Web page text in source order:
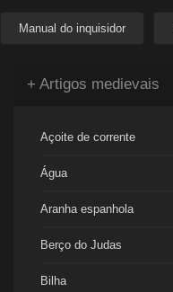
Manual do inquisidor
+ Artigos medievais
Açoite de corrente
Água
Aranha espanhola
Berço do Judas
Bilha